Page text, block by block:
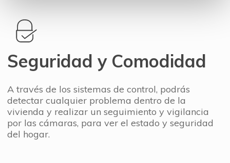
Seguridad y Comodidad
A través de los sistemas de control, podrás
detectar cualquier problema dentro de la
vivienda y realizar un seguimiento y vigilancia
por las cámaras, para ver el estado y seguridad
del hogar.